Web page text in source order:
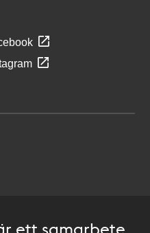
ett samarbete